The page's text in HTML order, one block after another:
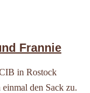
Frannie
in Rostock
den Sack zu.